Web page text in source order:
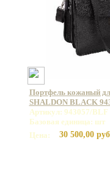
Портфель кожаный
SHALDON BLACK
Артикул: 943057/BLF
Базовая единица: шт
Цена:
30 500,00